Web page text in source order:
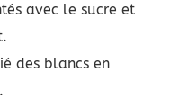
avec le sucre et
des blancs en